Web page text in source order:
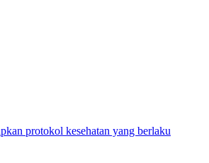
protokol kesehatan yang berlaku